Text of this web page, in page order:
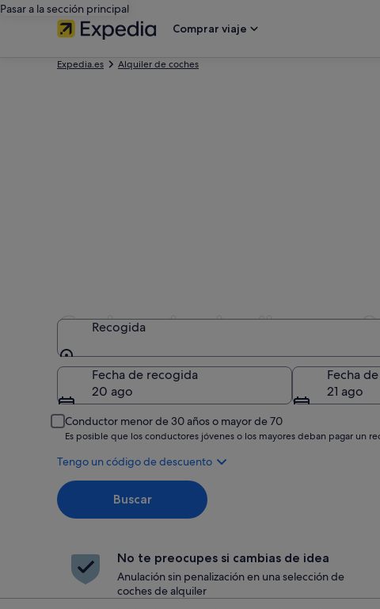
Pasar a la sección principal
Comprar viaje
Expedia.es Alquiler de coches
Coches de alquiler con
Recogida
Recogida
Fecha de recogida
20 ago
Fecha
21 ago
Conductor menor de 30 años o mayor de 70
Es posible que los conductores jóvenes o los mayores deban pagar un
Tengo un código de descuento
Buscar
No te preocupes si cambias de idea
Anulación sin penalización en una selección de
coches de alquiler